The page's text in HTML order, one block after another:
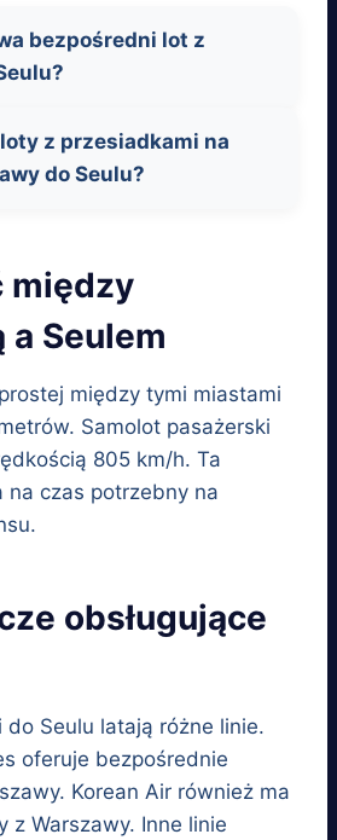
bezpośredni lot z
z przesiadkami na
do Seulu?
między
a Seulem
między tymi miastami
Samolot pasażerski
805 km/h. Ta
na czas potrzebny na
obsługujące
do Seulu latają różne linie.
oferuje bezpośrednie
Korean Air również ma
z Warszawy. Inne linie